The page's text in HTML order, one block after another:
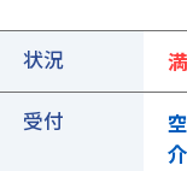
状況
受付